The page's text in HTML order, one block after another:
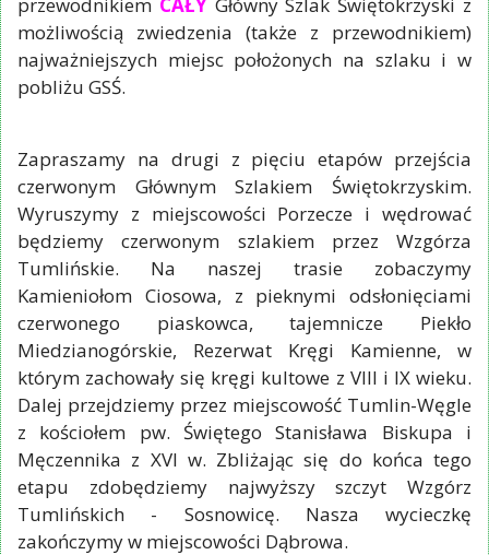
możliwością zwiedzenia (także z przewodnikiem)
najważniejszych miejsc położonych na szlaku i w
pobliżu GSŚ.
Zapraszamy na drugi z pięciu etapów przejścia
czerwonym Głównym Szlakiem Świętokrzyskim.
Wyruszymy z miejscowości Porzecze i wędrować
będziemy czerwonym szlakiem przez Wzgórza
Tumlińskie. Na naszej trasie zobaczymy
Kamieniołom Ciosowa, z pieknymi odsłonięciami
czerwonego piaskowca, tajemnicze Piekło
Miedzianogórskie, Rezerwat Kręgi Kamienne, w
którym zachowały się kręgi kultowe z VIII i IX wieku.
Dalej przejdziemy przez miejscowość Tumlin-Węgle
z kościołem pw. Świętego Stanisława Biskupa i
Męczennika z XVI w. Zbliżając się do końca tego
etapu zdobędziemy najwyższy szczyt Wzgórz
Tumlińskich - Sosnowicę. Nasza wycieczkę
zakończymy w miejscowości Dąbrowa.